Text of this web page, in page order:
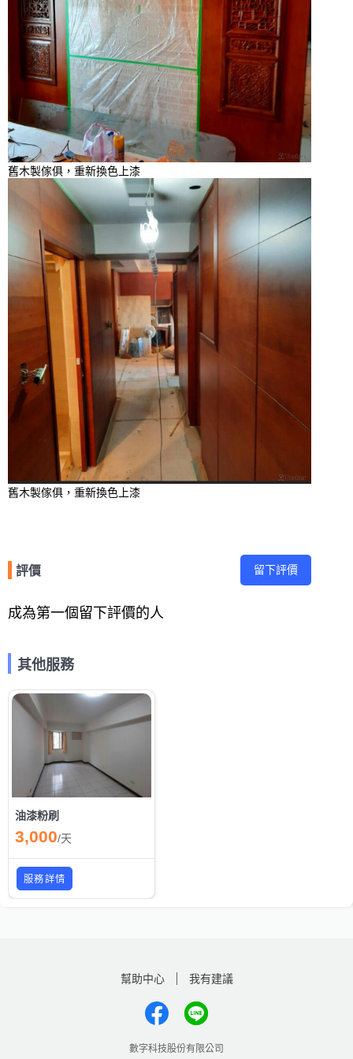
舊木製傢俱，重新換色上漆
舊木製傢俱，重新換色上漆
評價 留下評價
成為第一個留下評價的人
其他服務
油漆粉刷
3,000/天
服務詳情
幫助中心 我有建議
數字科技股份有限公司